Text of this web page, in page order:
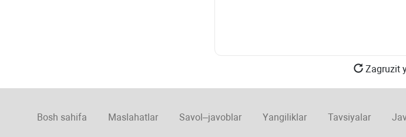
Zagruzit
Bosh sahifa Maslahatlar Savol–javoblar Yangiliklar Tavsiyalar